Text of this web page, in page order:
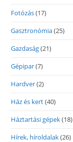
Fotózás(17)
Gasztronómia(25)
Gazdaság(21)
Gépipar(7)
Hardver(2)
Ház és kert(40)
Háztartási gépek(18)
Hírek, híroldalak(26)